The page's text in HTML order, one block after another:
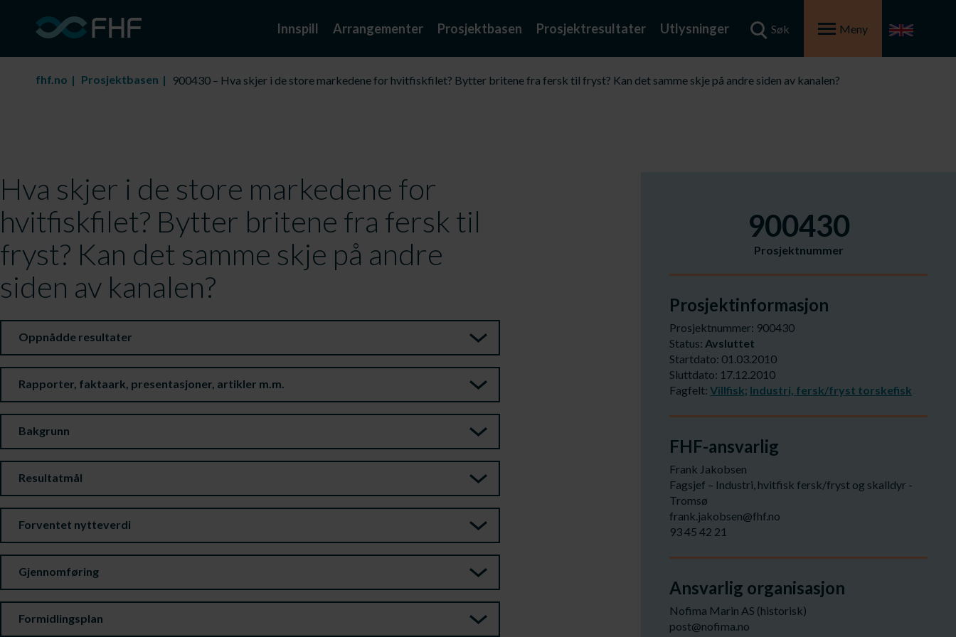
Innspill Arrangementer Prosjektbasen Prosjektresultater Utlysninger Søk Meny
fhf.no Prosjektbasen 900430 – Hva skjer i de store markedene for hvitfiskfilet? Bytter britene fra fersk til fryst? Kan det samme skje på andre siden av kanalen?
Hva skjer i de store markedene for
hvitfiskfilet? Bytter britene fra fersk til
fryst? Kan det samme skje på andre
siden av kanalen?
Oppnådde resultater
Rapporter, faktaark, presentasjoner, artikler m.m.
Bakgrunn
Resultatmål
Forventet nytteverdi
Gjennomføring
Formidlingsplan
900430
Prosjektnummer
Prosjektinformasjon
Prosjektnummer: 900430
Status: Avsluttet
Startdato: 01.03.2010
Sluttdato: 17.12.2010
Fagfelt: Villfisk; Industri, fersk/fryst torskefisk
FHF-ansvarlig
Frank Jakobsen
Fagsjef – Industri, hvitfisk fersk/fryst og skalldyr -
Tromsø
frank.jakobsen@fhf.no
93 45 42 21
Ansvarlig organisasjon
Nofima Marin AS (historisk)
post@nofima.no